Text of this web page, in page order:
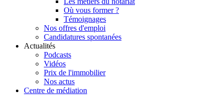
Où vous former ?
Témoignages
Nos offres d'emploi
Candidatures spontanées
Actualités
Podcasts
Vidéos
Prix de l'immobilier
Nos actus
Centre de médiation